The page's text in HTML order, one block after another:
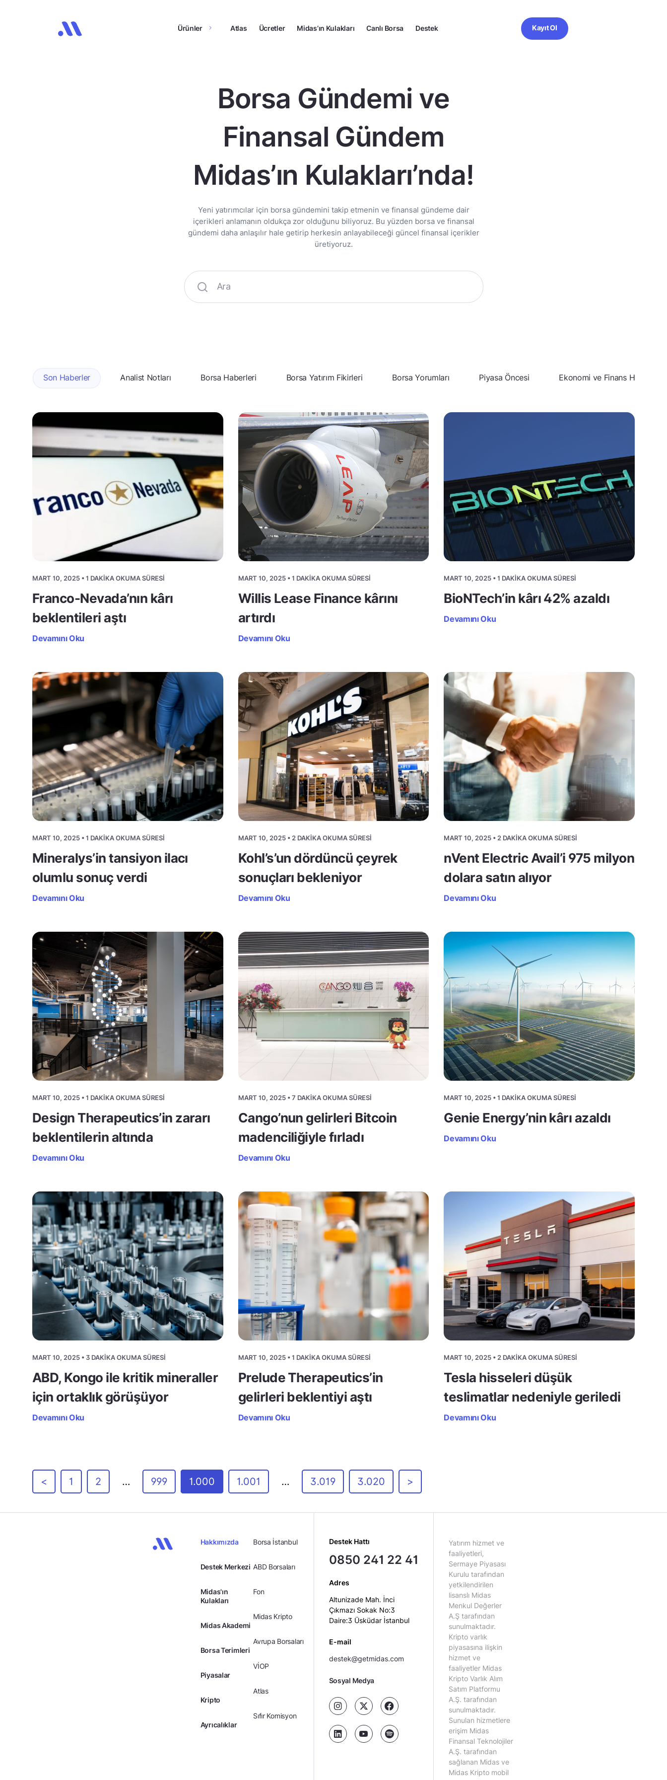
Ürünler Atlas Ücretler Midas’ın Kulakları Canlı Borsa Destek Kayıt Ol
Borsa Gündemi ve
Finansal Gündem
Midas’ın Kulakları’nda!
Yeni yatırımcılar için borsa gündemini takip etmenin ve finansal gündeme dair
içerikleri anlamanın oldukça zor olduğunu biliyoruz. Bu yüzden borsa ve finansal
gündemi daha anlaşılır hale getirip herkesin anlayabileceği güncel finansal içerikler
üretiyoruz.
Son Haberler Analist Notları Borsa Haberleri Borsa Yatırım Fikirleri Borsa Yorumları Piyasa Öncesi Ekonomi ve Finans Haberleri
MART 10, 2025 • 1 DAKIKA OKUMA SÜRESI
Franco-Nevada’nın kârı
beklentileri aştı
Devamını Oku
MART 10, 2025 • 1 DAKIKA OKUMA SÜRESI
Willis Lease Finance kârını
artırdı
Devamını Oku
MART 10, 2025 • 1 DAKIKA OKUMA SÜRESI
BioNTech’in kârı 42% azaldı
Devamını Oku
MART 10, 2025 • 1 DAKIKA OKUMA SÜRESI
Mineralys’in tansiyon ilacı
olumlu sonuç verdi
Devamını Oku
MART 10, 2025 • 2 DAKIKA OKUMA SÜRESI
Kohl’s’un dördüncü çeyrek
sonuçları bekleniyor
Devamını Oku
MART 10, 2025 • 2 DAKIKA OKUMA SÜRESI
nVent Electric Avail’i 975 milyon
dolara satın alıyor
Devamını Oku
MART 10, 2025 • 1 DAKIKA OKUMA SÜRESI
Design Therapeutics’in zararı
beklentilerin altında
Devamını Oku
MART 10, 2025 • 7 DAKIKA OKUMA SÜRESI
Cango’nun gelirleri Bitcoin
madenciliğiyle fırladı
Devamını Oku
MART 10, 2025 • 1 DAKIKA OKUMA SÜRESI
Genie Energy’nin kârı azaldı
Devamını Oku
MART 10, 2025 • 3 DAKIKA OKUMA SÜRESI
ABD, Kongo ile kritik mineraller
için ortaklık görüşüyor
Devamını Oku
MART 10, 2025 • 1 DAKIKA OKUMA SÜRESI
Prelude Therapeutics’in
gelirleri beklentiyi aştı
Devamını Oku
MART 10, 2025 • 2 DAKIKA OKUMA SÜRESI
Tesla hisseleri düşük
teslimatlar nedeniyle geriledi
Devamını Oku
< 1 2 … 999 1.000 1.001 … 3.019 3.020 >
Hakkımızda
Destek Merkezi
Midas'ın
Kulakları
Midas Akademi
Borsa Terimleri
Piyasalar
Kripto
Ayrıcalıklar
Borsa İstanbul
ABD Borsaları
Fon
Midas Kripto
Avrupa Borsaları
VİOP
Atlas
Sıfır Komisyon
Destek Hattı
0850 241 22 41
Adres
Altunizade Mah. İnci
Çıkmazı Sokak No:3
Daire:3 Üsküdar İstanbul
E-mail
destek@getmidas.com
Sosyal Medya
Yatırım hizmet ve
faaliyetleri,
Sermaye Piyasası
Kurulu tarafından
yetkilendirilen
lisanslı Midas
Menkul Değerler
A.Ş tarafından
sunulmaktadır.
Kripto varlık
piyasasına ilişkin
hizmet ve
faaliyetler Midas
Kripto Varlık Alım
Satım Platformu
A.Ş. tarafından
sunulmaktadır.
Sunulan hizmetlere
erişim Midas
Finansal Teknolojiler
A.Ş. tarafından
sağlanan Midas ve
Midas Kripto mobil